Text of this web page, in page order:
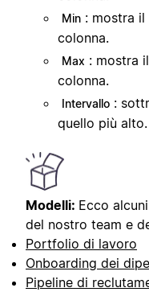
Min : mostra il
colonna.
Max : mostra
colonna.
Intervallo :
quello più alto.
Modelli: Ecco
del nostro team e
Portfolio di lavoro
Onboarding dei
Pipeline di